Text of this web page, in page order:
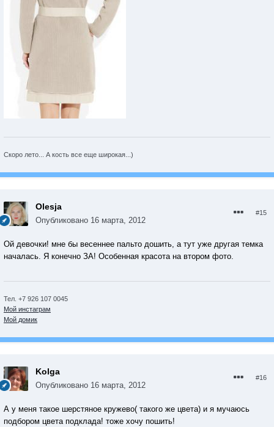
Скоро лето... А кость все еще широкая...)
Olesja
Опубликовано 16 марта, 2012
#15
Ой девочки! мне бы весеннее пальто дошить, а тут уже другая темка
началась. Я конечно ЗА! Особенная красота на втором фото.
Тел. +7 926 107 0045
Мой инстаграм
Мой домик
Kolga
Опубликовано 16 марта, 2012
#16
А у меня такое шерстяное кружево( такого же цвета) и я мучаюсь
подбором цвета подклада! тоже хочу пошить!